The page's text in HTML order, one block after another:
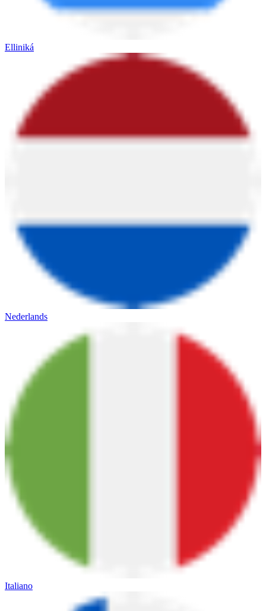
Elliniká
Nederlands
Italiano